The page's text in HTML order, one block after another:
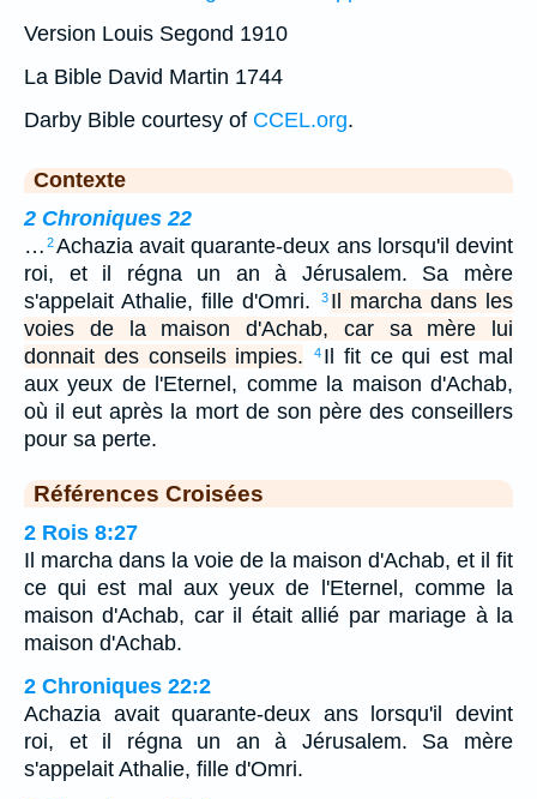
Version Louis Segond 1910
La Bible David Martin 1744
Darby Bible courtesy of CCEL.org.
Contexte
2 Chroniques 22
… 2Achazia avait quarante-deux ans lorsqu'il devint
roi, et il régna un an à Jérusalem. Sa mère
s'appelait Athalie, fille d'Omri.
3 Il marcha dans les
voies de la maison d'Achab, car sa mère lui
donnait des conseils impies.
4 Il fit ce qui est mal
aux yeux de l'Eternel, comme la maison d'Achab,
où il eut après la mort de son père des conseillers
pour sa perte.
Références Croisées
2 Rois 8:27
Il marcha dans la voie de la maison d'Achab, et il fit
ce qui est mal aux yeux de l'Eternel, comme la
maison d'Achab, car il était allié par mariage à la
maison d'Achab.
2 Chroniques 22:2
Achazia avait quarante-deux ans lorsqu'il devint
roi, et il régna un an à Jérusalem. Sa mère
s'appelait Athalie, fille d'Omri.